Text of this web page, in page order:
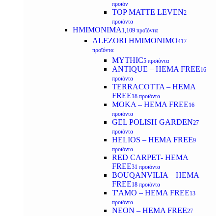
προϊόν
TOP MATTE LEVEN2
προϊόντα
ΗΜΙΜΟΝΙΜΑ 1,109 προϊόντα
ALEZORI ΗΜΙΜΟΝΙΜΟ417
προϊόντα
MYTHIC5 προϊόντα
ANTIQUE – HEMA FREE16
προϊόντα
TERRACOTTA – HEMA
FREE18 προϊόντα
MOKA – HEMA FREE16
προϊόντα
GEL POLISH GARDEN27
προϊόντα
HELIOS – HEMA FREE9
προϊόντα
RED CARPET- HEMA
FREE31 προϊόντα
BOUQANVILIA – HEMA
FREE18 προϊόντα
T'AMO – HEMA FREE13
προϊόντα
NEON – HEMA FREE27